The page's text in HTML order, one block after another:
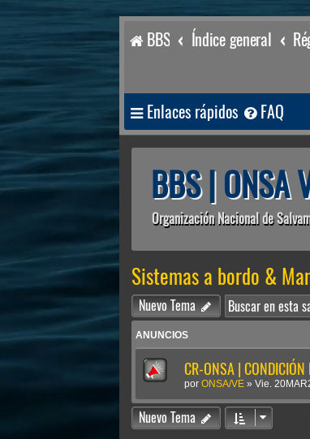
BBS Índice general
Enlaces rápidos FAQ
BBS | ONSA
Organización Nacional de
Sistemas a bordo &
Nuevo Tema
ANUNCIOS
CR-ONSA |
por ONSA/VE » Vie.
Nuevo Tema